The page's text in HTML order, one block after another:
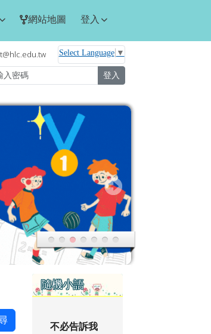
網站地圖 登入
Select Language ▼
登入
右邊區域內容
隨機小語
不必告訴我